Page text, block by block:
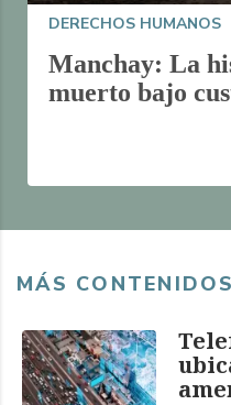
DERECHOS HUMANOS
Manchay: La
muerto bajo
MÁS CONTENIDOS